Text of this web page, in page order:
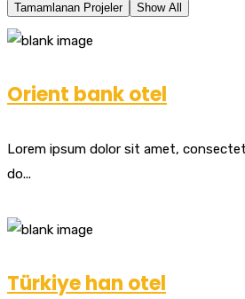
Tamamlanan Projeler
Show All
Orient bank otel
Lorem ipsum dolor sit amet,
do...
Türkiye han otel